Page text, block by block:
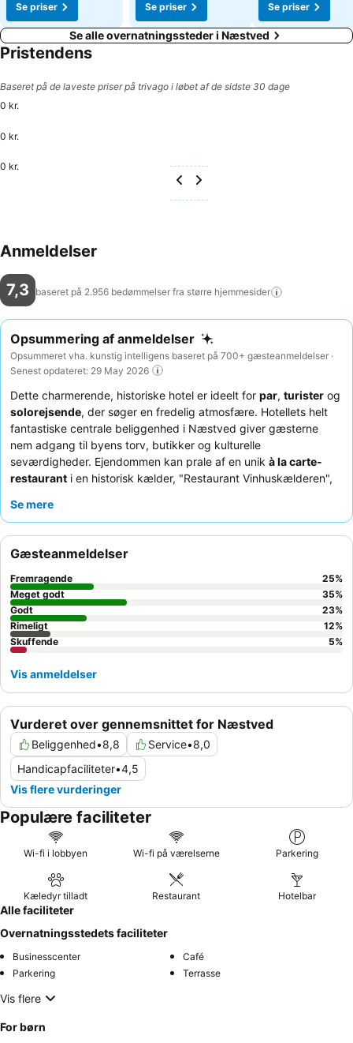
Se priser
Se priser
Se priser
Se alle overnatningssteder i Næstved
Pristendens
Baseret på de laveste priser på trivago i løbet af de sidste 30 dage
0 kr.
0 kr.
0 kr.
Anmeldelser
7,3 baseret på 2.956 bedømmelser fra større hjemmesider
Opsummering af anmeldelser
Opsummeret vha. kunstig intelligens baseret på 700+ gæsteanmeldelser ·
Senest opdateret: 29 May 2026
Dette charmerende, historiske hotel er ideelt for par, turister og
solorejsende, der søger en fredelig atmosfære. Hotellets helt
fantastiske centrale beliggenhed i Næstved giver gæsterne
nem adgang til byens torv, butikker og kulturelle
seværdigheder. Ejendommen kan prale af en unik à la carte-
restaurant i en historisk kælder, "Restaurant Vinhuskælderen",
roser konsekvent
hyggelig oplevelse kan du overveje at anmode om et værelse
med enbehagelig seng
fremhæves af gæsterne.
Se mere
Vurderet over gennemsnittet for Næstved
Beliggenhed•8,8 Service•8,0
Handicapfaciliteter•4,5
Vis flere vurderinger
Gæsteanmeldelser
Fremragende 25%
Meget godt
35%
Godt
23%
Rimeligt
12%
Skuffende
5%
Vis anmeldelser
Populære faciliteter
Wi-fi i lobbyen Wi-fi på værelserne Parkering
Kæledyr tilladt Restaurant Hotelbar
Alle faciliteter
Overnatningsstedets faciliteter
Businesscenter
Café
Parkering
Terrasse
Vis flere
For børn